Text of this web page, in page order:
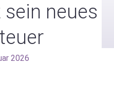
neues
2026